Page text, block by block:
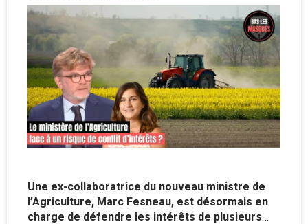
Une ex-collaboratrice du nouveau ministre de
l’Agriculture, Marc Fesneau, est désormais en
charge de défendre les intérêts de plusieurs